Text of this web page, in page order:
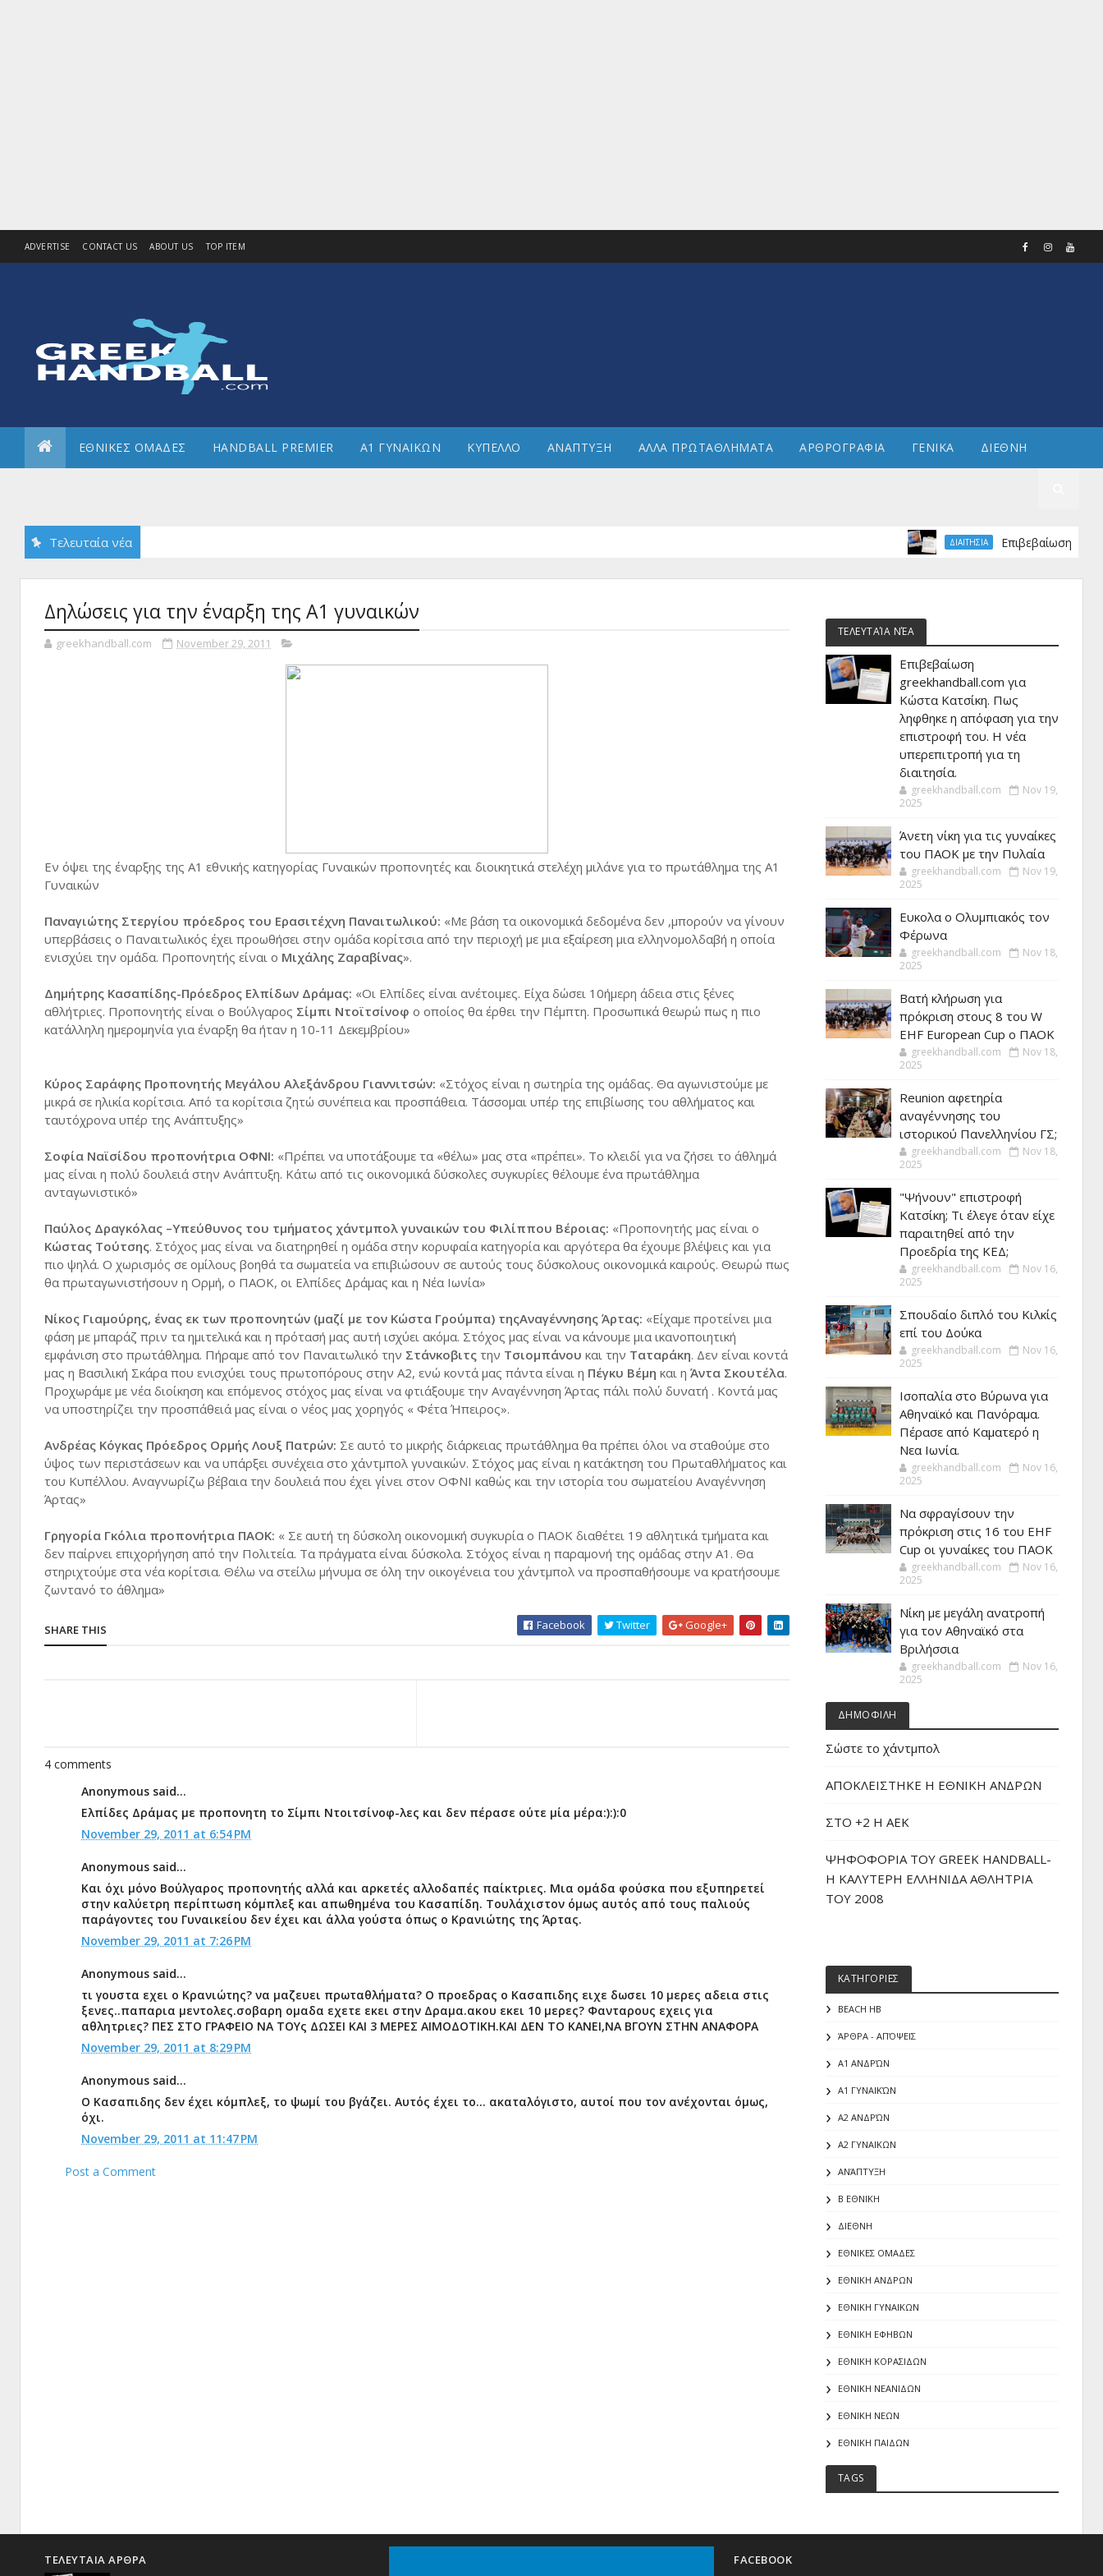
ADVERTISE CONTACT US ABOUT US TOP ITEM
ΕΘΝΙΚΕΣ ΟΜΑΔΕΣ HANDBALL PREMIER Α1 ΓΥΝΑΙΚΩΝ ΚΥΠΕΛΛΟ ΑΝΑΠΤΥΞΗ ΑΛΛΑ ΠΡΩΤΑΘΛΗΜΑΤΑ ΑΡΘΡΟΓΡΑΦΙΑ ΓΕΝΙΚΑ ΔΙΕΘΝΗ
Τελευταία νέα ΔΙΑΙΤΗΣΙΑ Επιβεβαίωση
Δηλώσεις για την έναρξη της Α1 γυναικών
greekhandball.com November 29, 2011
Εν όψει της έναρξης της Α1 εθνικής κατηγορίας Γυναικών προπονητές και διοικητικά στελέχη μιλάνε για το πρωτάθλημα της Α1
Γυναικών
Παναγιώτης Στεργίου πρόεδρος του Ερασιτέχνη Παναιτωλικού: «Με βάση τα οικονομικά δεδομένα δεν ,μπορούν να γίνουν
υπερβάσεις ο Παναιτωλικός έχει προωθήσει στην ομάδα κορίτσια από την περιοχή με μια εξαίρεση μια ελληνομολδαβή η οποία
ενισχύει την ομάδα. Προπονητής είναι ο Μιχάλης Ζαραβίνας».
Δημήτρης Κασαπίδης-Πρόεδρος Ελπίδων Δράμας: «Οι Ελπίδες είναι ανέτοιμες. Είχα δώσει 10ήμερη άδεια στις ξένες
αθλήτριες. Προπονητής είναι ο Βούλγαρος Σίμπι Ντοϊτσίνοφ ο οποίος θα έρθει την Πέμπτη. Προσωπικά θεωρώ πως η πιο
κατάλληλη ημερομηνία για έναρξη θα ήταν η 10-11 Δεκεμβρίου»
Κύρος Σαράφης Προπονητής Μεγάλου Αλεξάνδρου Γιαννιτσών: «Στόχος είναι η σωτηρία της ομάδας. Θα αγωνιστούμε με
μικρά σε ηλικία κορίτσια. Από τα κορίτσια ζητώ συνέπεια και προσπάθεια. Τάσσομαι υπέρ της επιβίωσης του αθλήματος και
ταυτόχρονα υπέρ της Ανάπτυξης»
Σοφία Ναϊσίδου προπονήτρια ΟΦΝΙ: «Πρέπει να υποτάξουμε τα «θέλω» μας στα «πρέπει». Το κλειδί για να ζήσει το άθλημά
μας είναι η πολύ δουλειά στην Ανάπτυξη. Κάτω από τις οικονομικά δύσκολες συγκυρίες θέλουμε ένα πρωτάθλημα
ανταγωνιστικό»
Παύλος Δραγκόλας –Υπεύθυνος του τμήματος χάντμπολ γυναικών του Φιλίππου Βέροιας: «Προπονητής μας είναι ο
Κώστας Τούτσης. Στόχος μας είναι να διατηρηθεί η ομάδα στην κορυφαία κατηγορία και αργότερα θα έχουμε βλέψεις και για
πιο ψηλά. Ο χωρισμός σε ομίλους βοηθά τα σωματεία να επιβιώσουν σε αυτούς τους δύσκολους οικονομικά καιρούς. Θεωρώ πως
θα πρωταγωνιστήσουν η Ορμή, ο ΠΑΟΚ, οι Ελπίδες Δράμας και η Νέα Ιωνία»
Νίκος Γιαμούρης, ένας εκ των προπονητών (μαζί με τον Κώστα Γρούμπα) τηςΑναγέννησης Άρτας: «Είχαμε προτείνει μια
φάση με μπαράζ πριν τα ημιτελικά και η πρότασή μας αυτή ισχύει ακόμα. Στόχος μας είναι να κάνουμε μια ικανοποιητική
εμφάνιση στο πρωτάθλημα. Πήραμε από τον Παναιτωλικό την Στάνκοβιτς την Τσιομπάνου και την Ταταράκη. Δεν είναι κοντά
μας η Βασιλική Σκάρα που ενισχύει τους πρωτοπόρους στην Α2, ενώ κοντά μας πάντα είναι η Πέγκυ Βέμη και η Άντα Σκουτέλα.
Προχωράμε με νέα διοίκηση και επόμενος στόχος μας είναι να φτιάξουμε την Αναγέννηση Άρτας πάλι πολύ δυνατή . Κοντά μας
να υποστηρίζει την προσπάθειά μας είναι ο νέος μας χορηγός « Φέτα Ήπειρος».
Ανδρέας Κόγκας Πρόεδρος Ορμής Λουξ Πατρών: Σε αυτό το μικρής διάρκειας πρωτάθλημα θα πρέπει όλοι να σταθούμε στο
ύψος των περιστάσεων και να υπάρξει συνέχεια στο χάντμπολ γυναικών. Στόχος μας είναι η κατάκτηση του Πρωταθλήματος και
του Κυπέλλου. Αναγνωρίζω βέβαια την δουλειά που έχει γίνει στον ΟΦΝΙ καθώς και την ιστορία του σωματείου Αναγέννηση
Άρτας»
Γρηγορία Γκόλια προπονήτρια ΠΑΟΚ: « Σε αυτή τη δύσκολη οικονομική συγκυρία ο ΠΑΟΚ διαθέτει 19 αθλητικά τμήματα και
δεν παίρνει επιχορήγηση από την Πολιτεία. Τα πράγματα είναι δύσκολα. Στόχος είναι η παραμονή της ομάδας στην Α1. Θα
στηριχτούμε στα νέα κορίτσια. Θέλω να στείλω μήνυμα σε όλη την οικογένεια του χάντμπολ να προσπαθήσουμε να κρατήσουμε
ζωντανό το άθλημα»
SHARE THIS Facebook Twitter Google+
4 comments
Anonymous said...
Ελπίδες Δράμας με προπονητη το Σίμπι Ντοιτσίνοφ-λες και δεν πέρασε ούτε μία μέρα:):):0
November 29, 2011 at 6:54 PM
Anonymous said...
Και όχι μόνο Βούλγαρος προπονητής αλλά και αρκετές αλλοδαπές παίκτριες. Μια ομάδα φούσκα που εξυπηρετεί
στην καλύετρη περίπτωση κόμπλεξ και απωθημένα του Κασαπίδη. Τουλάχιστον όμως αυτός από τους παλιούς
παράγοντες του Γυναικείου δεν έχει και άλλα γούστα όπως ο Κρανιώτης της Άρτας.
November 29, 2011 at 7:26 PM
Anonymous said...
τι γουστα εχει ο Κρανιώτης? να μαζευει πρωταθλήματα? O προεδρας ο Κασαπιδης ειχε δωσει 10 μερες αδεια στις
ξενες..παπαρια μεντολες.σοβαρη ομαδα εχετε εκει στην Δραμα.ακου εκει 10 μερες? Φανταρους εχεις για
αθλητριες? ΠΕΣ ΣΤΟ ΓΡΑΦΕΙΟ ΝΑ ΤΟΥς ΔΩΣΕΙ ΚΑΙ 3 ΜΕΡΕΣ ΑΙΜΟΔΟΤΙΚΗ.ΚΑΙ ΔΕΝ ΤΟ ΚΑΝΕΙ,ΝΑ ΒΓΟΥΝ ΣΤΗΝ ΑΝΑΦΟΡΑ
November 29, 2011 at 8:29 PM
Anonymous said...
Ο Κασαπιδης δεν έχει κόμπλεξ, το ψωμί του βγάζει. Αυτός έχει το... ακαταλόγιστο, αυτοί που τον ανέχονται όμως,
όχι.
November 29, 2011 at 11:47 PM
Post a Comment
ΤΕΛΕΥΤΑΊΑ ΝΈΑ
Επιβεβαίωση
greekhandball.com για
Κώστα Κατσίκη. Πως
ληφθηκε η απόφαση για την
επιστροφή του. Η νέα
υπερεπιτροπή για τη
διαιτησία.
greekhandball.com
Nov 19,
2025
Άνετη νίκη για τις γυναίκες
του ΠΑΟΚ με την Πυλαία
greekhandball.com
Nov 19,
2025
Ευκολα ο Ολυμπιακός τον
Φέρωνα
greekhandball.com
Nov 18,
2025
Βατή κλήρωση για
πρόκριση στους 8 του W
EHF European Cup ο ΠΑΟΚ
greekhandball.com
Nov 18,
2025
Reunion αφετηρία
αναγέννησης του
ιστορικού Πανελληνίου ΓΣ;
greekhandball.com
Nov 18,
2025
"Ψήνουν" επιστροφή
Κατσίκη; Τι έλεγε όταν είχε
παραιτηθεί από την
Προεδρία της ΚΕΔ;
greekhandball.com
Nov 16,
2025
Σπουδαίο διπλό του Κιλκίς
επί του Δούκα
greekhandball.com
Nov 16,
2025
Ισοπαλία στο Βύρωνα για
Αθηναϊκό και Πανόραμα.
Πέρασε από Καματερό η
Νεα Ιωνία.
greekhandball.com
Nov 16,
2025
Να σφραγίσουν την
πρόκριση στις 16 του EHF
Cup οι γυναίκες του ΠΑΟΚ
greekhandball.com
Nov 16,
2025
Νίκη με μεγάλη ανατροπή
για τον Αθηναϊκό στα
Βριλήσσια
greekhandball.com
Nov 16,
2025
ΔΗΜΟΦΙΛΗ
Σώστε το χάντμπολ
ΑΠΟΚΛΕΙΣΤΗΚΕ Η ΕΘΝΙΚΗ ΑΝΔΡΩΝ
ΣΤΟ +2 Η ΑΕΚ
ΨΗΦΟΦΟΡΙΑ ΤΟΥ GREEK HANDBALL-
H ΚΑΛΥΤΕΡΗ ΕΛΛΗΝΙΔΑ ΑΘΛΗΤΡΙΑ
ΤΟΥ 2008
ΚΑΤΗΓΟΡΙΕΣ
BEACH HB
ΆΡΘΡΑ - ΑΠΌΨΕΙΣ
Α1 ΑΝΔΡΏΝ
Α1 ΓΥΝΑΙΚΏΝ
Α2 ΑΝΔΡΏΝ
Α2 ΓΥΝΑΙΚΩΝ
ΑΝΆΠΤΥΞΗ
Β ΕΘΝΙΚΗ
ΔΙΕΘΝΗ
ΕΘΝΙΚΕΣ ΟΜΑΔΕΣ
ΕΘΝΙΚΗ ΑΝΔΡΩΝ
ΕΘΝΙΚΗ ΓΥΝΑΙΚΩΝ
ΕΘΝΙΚΗ ΕΦΗΒΩΝ
ΕΘΝΙΚΗ ΚΟΡΑΣΙΔΩΝ
ΕΘΝΙΚΗ ΝΕΑΝΙΔΩΝ
ΕΘΝΙΚΗ ΝΕΩΝ
ΕΘΝΙΚΗ ΠΑΙΔΩΝ
TAGS
ΤΕΛΕΥΤΑΙΑ ΑΡΘΡΑ FACEBOOK